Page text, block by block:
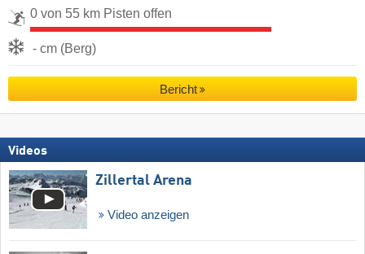
0 von 55 km Pisten offen
- cm (Berg)
Bericht
Videos
Zillertal Arena
Video anzeigen